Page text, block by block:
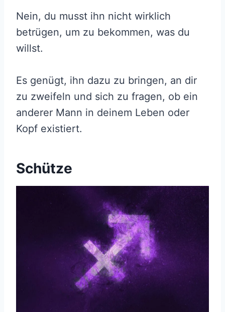
Nein, du musst ihn nicht wirklich
betrügen, um zu bekommen, was du
willst.
Es genügt, ihn dazu zu bringen, an dir
zu zweifeln und sich zu fragen, ob ein
anderer Mann in deinem Leben oder
Kopf existiert.
Schütze